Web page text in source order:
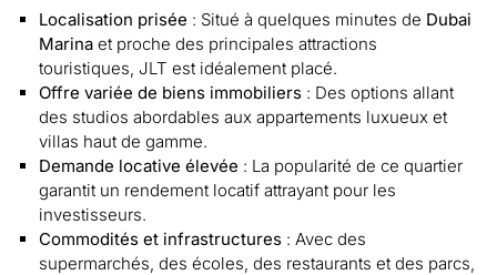
Localisation prisée : Situé à quelques minutes de Dubai
Marina et proche des principales attractions
touristiques, JLT est idéalement placé.
Offre variée de biens immobiliers : Des options allant
des studios abordables aux appartements luxueux et
villas haut de gamme.
Demande locative élevée : La popularité de ce quartier
garantit un rendement locatif attrayant pour les
investisseurs.
Commodités et infrastructures : Avec des
supermarchés, des écoles, des restaurants et des parcs,